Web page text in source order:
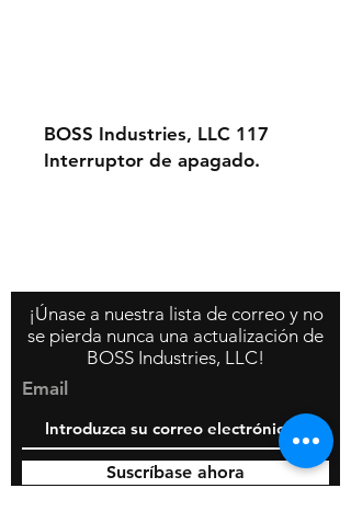
BOSS Industries, LLC 117
Interruptor de apagado.
¡Únase a nuestra lista de correo y no
se pierda nunca una actualización de
BOSS Industries, LLC!
Email
Suscríbase ahora